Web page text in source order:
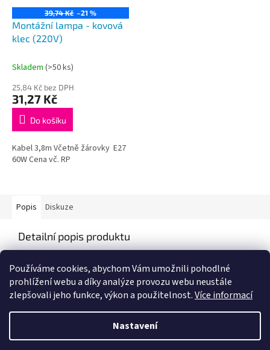
Používáme cookies, abychom Vám umožnili pohodlné
prohlížení webu a díky analýze provozu webu neustále
zlepšovali jeho funkce, výkon a použitelnost.Více informací
Nastavení
39,74 Kč –21 %
Montážní lampa - kovová
klec (220V)
Skladem (>50 ks)
25,84 Kč bez DPH
31,27 Kč
Do košíku
Kabel 3,8m Včetně žárovky E27
60W Cena vč. RP
Popis Diskuze
Detailní popis produktu
Vytvořil Shoptet